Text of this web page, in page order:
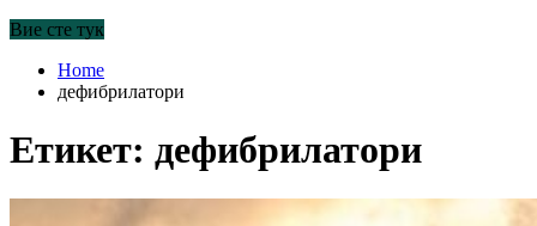
Вие сте тук
Home
дефибрилатори
Етикет: дефибрилатори